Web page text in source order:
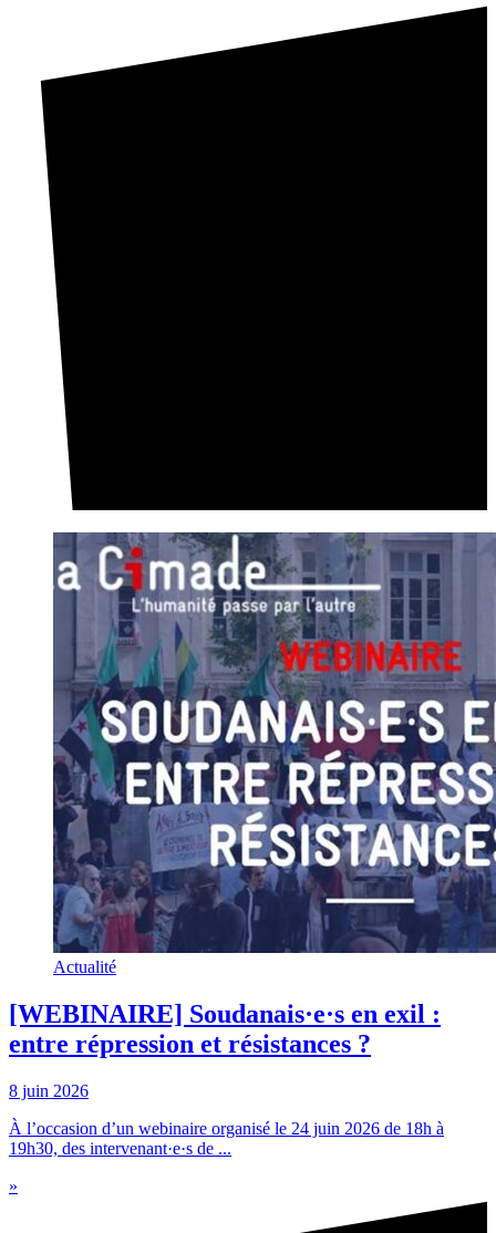
Actualité
[WEBINAIRE] Soudanais·e·s en exil :
entre répression et résistances ?
8 juin 2026
À l’occasion d’un webinaire organisé le 24 juin 2026 de 18h à
19h30, des intervenant·e·s de ...
»